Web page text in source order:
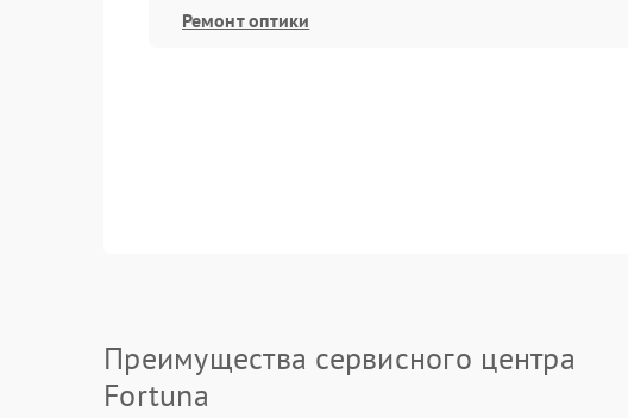
Ремонт оптики
Преимущества сервисного центра
Fortuna